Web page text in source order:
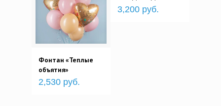
Фонтан «Теплые
объятия»
2,530 руб.
3,200 руб.